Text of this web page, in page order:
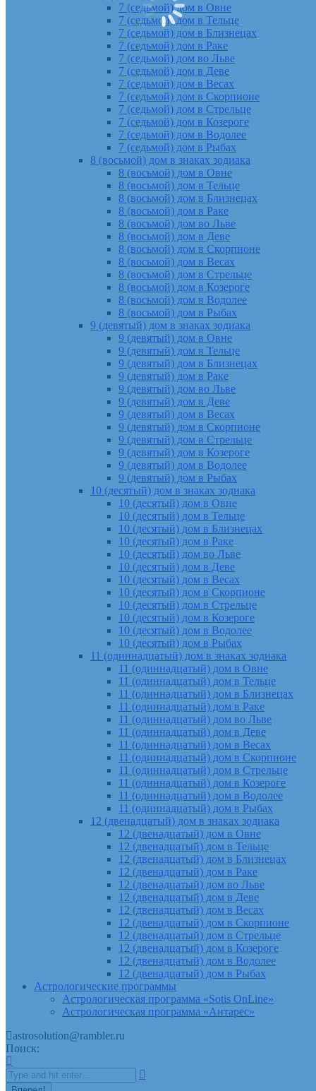
7 (седьмой) дом в Овне
7 (седьмой) дом в Тельце
7 (седьмой) дом в Близнецах
7 (седьмой) дом в Раке
7 (седьмой) дом во Льве
7 (седьмой) дом в Деве
7 (седьмой) дом в Весах
7 (седьмой) дом в Скорпионе
7 (седьмой) дом в Стрельце
7 (седьмой) дом в Козероге
7 (седьмой) дом в Водолее
7 (седьмой) дом в Рыбах
8 (восьмой) дом в знаках зодиака
8 (восьмой) дом в Овне
8 (восьмой) дом в Тельце
8 (восьмой) дом в Близнецах
8 (восьмой) дом в Раке
8 (восьмой) дом во Льве
8 (восьмой) дом в Деве
8 (восьмой) дом в Скорпионе
8 (восьмой) дом в Весах
8 (восьмой) дом в Стрельце
8 (восьмой) дом в Козероге
8 (восьмой) дом в Водолее
8 (восьмой) дом в Рыбах
9 (девятый) дом в знаках зодиака
9 (девятый) дом в Овне
9 (девятый) дом в Тельце
9 (девятый) дом в Близнецах
9 (девятый) дом в Раке
9 (девятый) дом во Льве
9 (девятый) дом в Деве
9 (девятый) дом в Весах
9 (девятый) дом в Скорпионе
9 (девятый) дом в Стрельце
9 (девятый) дом в Козероге
9 (девятый) дом в Водолее
9 (девятый) дом в Рыбах
10 (десятый) дом в знаках зодиака
10 (десятый) дом в Овне
10 (десятый) дом в Тельце
10 (десятый) дом в Близнецах
10 (десятый) дом в Раке
10 (десятый) дом во Льве
10 (десятый) дом в Деве
10 (десятый) дом в Весах
10 (десятый) дом в Скорпионе
10 (десятый) дом в Стрельце
10 (десятый) дом в Козероге
10 (десятый) дом в Водолее
10 (десятый) дом в Рыбах
11 (одиннадцатый) дом в знаках зодиака
11 (одиннадцатый) дом в Овне
11 (одиннадцатый) дом в Тельце
11 (одиннадцатый) дом в Близнецах
11 (одиннадцатый) дом в Раке
11 (одиннадцатый) дом во Льве
11 (одиннадцатый) дом в Деве
11 (одиннадцатый) дом в Весах
11 (одиннадцатый) дом в Скорпионе
11 (одиннадцатый) дом в Стрельце
11 (одиннадцатый) дом в Козероге
11 (одиннадцатый) дом в Водолее
11 (одиннадцатый) дом в Рыбах
12 (двенадцатый) дом в знаках зодиака
12 (двенадцатый) дом в Овне
12 (двенадцатый) дом в Тельце
12 (двенадцатый) дом в Близнецах
12 (двенадцатый) дом в Раке
12 (двенадцатый) дом во Льве
12 (двенадцатый) дом в Деве
12 (двенадцатый) дом в Весах
12 (двенадцатый) дом в Скорпионе
12 (двенадцатый) дом в Стрельце
12 (двенадцатый) дом в Козероге
12 (двенадцатый) дом в Водолее
12 (двенадцатый) дом в Рыбах
Астрологические программы
Астрологическая программа «Sotis OnLine»
Астрологическая программа «Антарес»
astrosolution@rambler.ru
Поиск: